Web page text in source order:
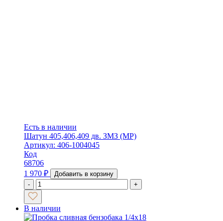
Есть в наличии
Шатун 405,406,409 дв. ЗМЗ (МР)
Артикул: 406-1004045
Код
68706
1 970 ₽
Добавить в корзину
-
+
В наличии